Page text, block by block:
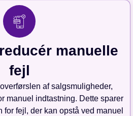
manuelle
fejl
af salgsmuligheder,
manuel indtastning. Dette sparer
for fejl, der kan opstå ved manuel